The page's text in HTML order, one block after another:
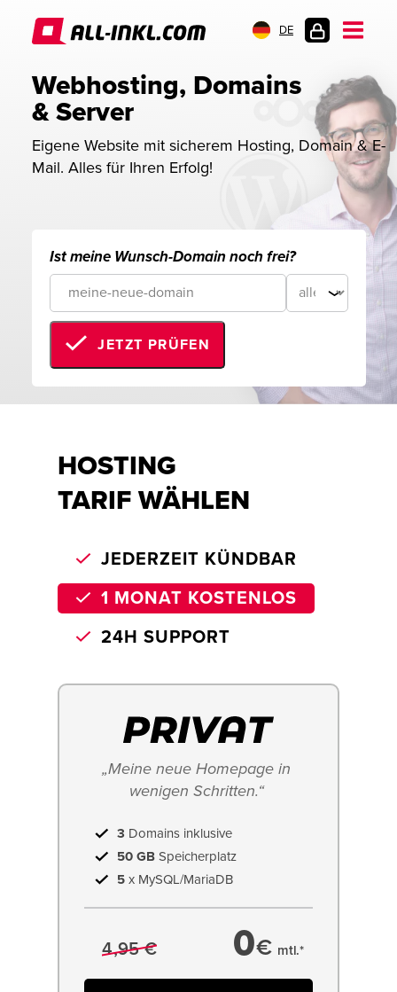
DE
Webhosting, Domains
& Server
Eigene Website mit sicherem Hosting, Domain & E-
Mail. Alles für Ihren Erfolg!
Ist meine Wunsch-Domain noch frei?
JETZT PRÜFEN
HOSTING
TARIF WÄHLEN
JEDERZEIT KÜNDBAR
1 MONAT KOSTENLOS
24H SUPPORT
„Meine neue Homepage in
wenigen Schritten.“
3 Domains inklusive
50 GB Speicherplatz
5 x MySQL/MariaDB
4,95 € 0€ mtl.*